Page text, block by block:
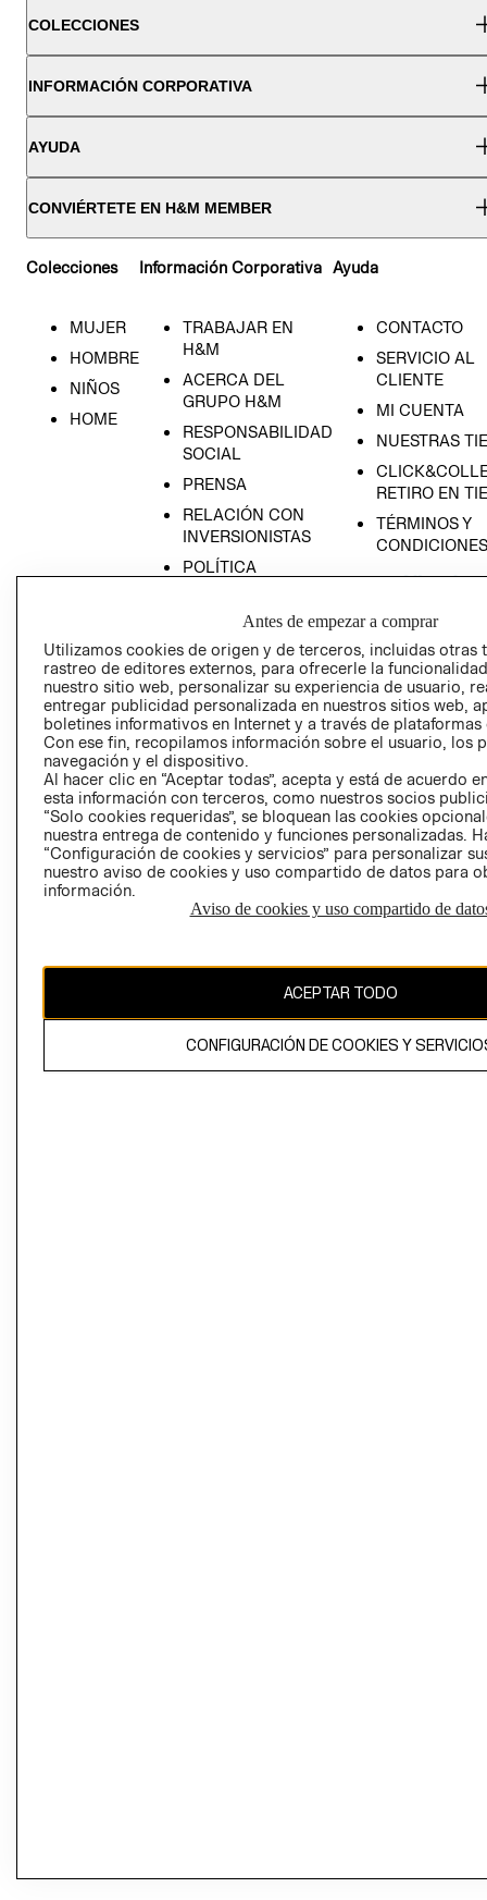
COLECCIONES
INFORMACIÓN CORPORATIVA
AYUDA
CONVIÉRTETE EN H&M MEMBER
Colecciones
MUJER
HOMBRE
NIÑOS
HOME
Información Corporativa
TRABAJAR EN
H&M
ACERCA DEL
GRUPO H&M
RESPONSABILIDAD
SOCIAL
PRENSA
RELACIÓN CON
INVERSIONISTAS
POLÍTICA
Ayuda
CONTACTO
SERVICIO AL
CLIENTE
MI CUENTA
NUESTRAS
RETIRO EN
TÉRMINOS Y
CONDICIONES
AVISO DE
PRIVACIDAD
GIFT CARD
AVISO DE
CAMBIAR REGIÓN
Antes de empezar a comprar
Utilizamos cookies de origen y de terceros, incluidas otras
rastreo de editores externos, para ofrecerle la
nuestro sitio web, personalizar su experiencia de usuario,
entregar publicidad personalizada en nuestros sitios web,
boletines informativos en Internet y a través de plataformas
Con ese fin, recopilamos información sobre el usuario, los
navegación y el dispositivo.
Al hacer clic en “Aceptar todas”, acepta y está de acuerdo
esta información con terceros, como nuestros socios
“Solo cookies requeridas”, se bloquean las cookies
nuestra entrega de contenido y funciones personalizadas.
“Configuración de cookies y servicios” para personalizar
nuestro aviso de cookies y uso compartido de datos para
información.
Aviso de cookies y uso compartido de
ACEPTAR TODO
CONFIGURACIÓN DE COOKIES Y